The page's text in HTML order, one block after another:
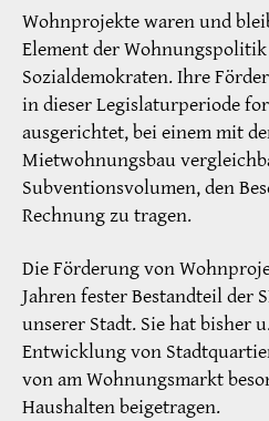
Wohnprojekte waren und
Element der
Sozialdemokraten. Ihre
in dieser Legislaturperiode
ausgerichtet, bei einem mit
Mietwohnungsbau
Subventionsvolumen, den
Rechnung zu tragen.
Die Förderung von
Jahren fester Bestandteil der
unserer Stadt. Sie hat bisher
Entwicklung von
von am Wohnungsmarkt
Haushalten beigetragen.